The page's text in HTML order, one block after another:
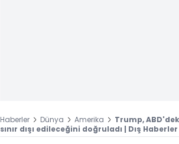
Haberler Dünya Amerika
Trump,
sınır dışı edileceğini doğruladı | Dış Haberler